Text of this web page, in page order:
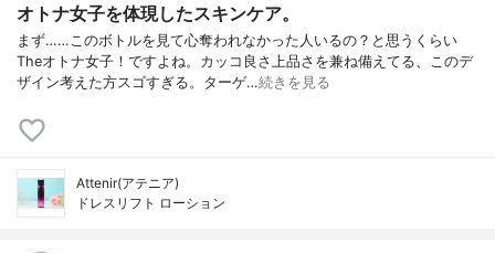
オトナ女子を体現したスキンケア。
まず……このボトルを見て心奪われなかった人いるの？と思うくらい
Theオトナ女子！ですよね。カッコ良さ上品さを兼ね備えてる、このデ
ザイン考えた方スゴすぎる。ターゲ…続きを見る
Attenir(アテニア)
ドレスリフト ローション